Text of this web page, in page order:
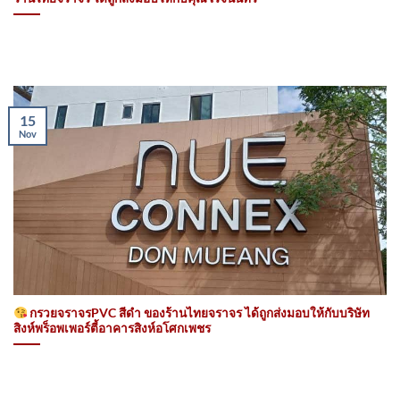
กรวยจราจรPVC สีดำ ของร้านไทยจราจร ได้ถูกส่งมอบให้กับบริษัท
สิงห์พร็อพเพอร์ตี้อาคารสิงห์อโศกเพชร
15
Nov